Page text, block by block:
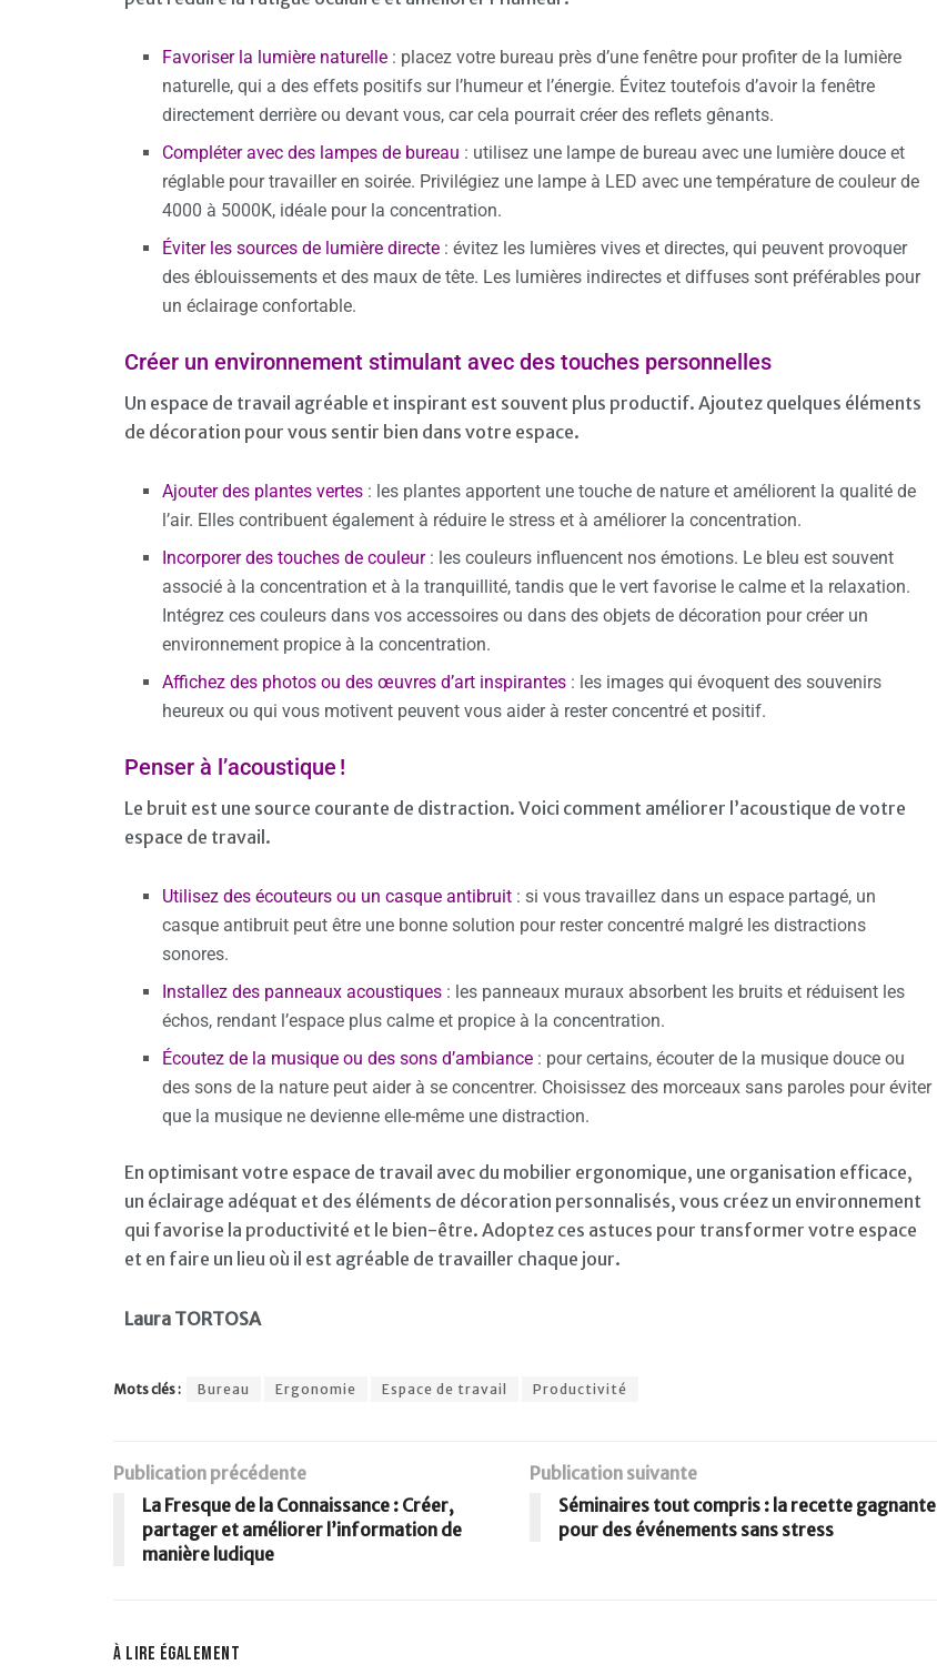
Favoriser la lumière naturelle : placez votre bureau près d’une fenêtre pour profiter de la lumière
naturelle, qui a des effets positifs sur l’humeur et l’énergie. Évitez toutefois d’avoir la fenêtre
directement derrière ou devant vous, car cela pourrait créer des reflets gênants.
Compléter avec des lampes de bureau : utilisez une lampe de bureau avec une lumière douce et
réglable pour travailler en soirée. Privilégiez une lampe à LED avec une température de couleur de
4000 à 5000K, idéale pour la concentration.
Éviter les sources de lumière directe : évitez les lumières vives et directes, qui peuvent provoquer
des éblouissements et des maux de tête. Les lumières indirectes et diffuses sont préférables pour
un éclairage confortable.
Créer un environnement stimulant avec des touches personnelles
Un espace de travail agréable et inspirant est souvent plus productif. Ajoutez quelques éléments
de décoration pour vous sentir bien dans votre espace.
Ajouter des plantes vertes : les plantes apportent une touche de nature et améliorent la qualité de
l’air. Elles contribuent également à réduire le stress et à améliorer la concentration.
Incorporer des touches de couleur: les couleurs influencent nos émotions. Le bleu est souvent
associé à la concentration et à la tranquillité, tandis que le vert favorise le calme et la relaxation.
Intégrez ces couleurs dans vos accessoires ou dans des objets de décoration pour créer un
environnement propice à la concentration.
Affichez des photos ou des œuvres d’art inspirantes : les images qui évoquent des souvenirs
heureux ou qui vous motivent peuvent vous aider à rester concentré et positif.
Penser à l’acoustique !
Le bruit est une source courante de distraction. Voici comment améliorer l’acoustique de votre
espace de travail.
Utilisez des écouteurs ou un casque antibruit : si vous travaillez dans un espace partagé, un
casque antibruit peut être une bonne solution pour rester concentré malgré les distractions
sonores.
Installez des panneaux acoustiques : les panneaux muraux absorbent les bruits et réduisent les
échos, rendant l’espace plus calme et propice à la concentration.
Écoutez de la musique ou des sons d’ambiance : pour certains, écouter de la musique douce ou
des sons de la nature peut aider à se concentrer. Choisissez des morceaux sans paroles pour éviter
que la musique ne devienne elle-même une distraction.
En optimisant votre espace de travail avec du mobilier ergonomique, une organisation efficace,
un éclairage adéquat et des éléments de décoration personnalisés, vous créez un environnement
qui favorise la productivité et le bien-être. Adoptez ces astuces pour transformer votre espace
et en faire un lieu où il est agréable de travailler chaque jour.
Laura TORTOSA
Mots clés : Bureau Ergonomie Espace de travail Productivité
Publication précédente
La Fresque de la Connaissance : Créer,
partager et améliorer l’information de
manière ludique
Publication suivante
Séminaires tout compris : la recette gagnante
pour des événements sans stress
À lire également